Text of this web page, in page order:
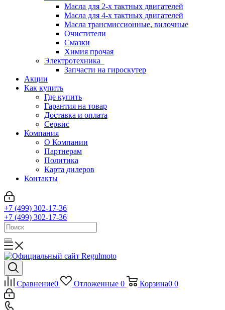
Масла для 2-х тактных двигателей
Масла для 4-х тактных двигателей
Масла трансмиссионные, вилочные
Очистители
Смазки
Химия прочая
Электротехника
Запчасти на гироскутер
Акции
Как купить
Где купить
Гарантия на товар
Доставка и оплата
Сервис
Компания
О Компании
Партнерам
Политика
Карта дилеров
Контакты
+7 (499) 302-17-36
+7 (499) 302-17-36
Сравнение0 Отложенные 0 Корзина0 0